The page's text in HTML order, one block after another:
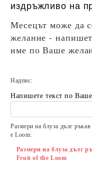
издръжливо на
Месецът може да
желание -
име по Ваше
Надпис:
Напишете текст по
Размери на блуза дълг
e Loom:
Размери на блуза дълг
Fruit of the Loom